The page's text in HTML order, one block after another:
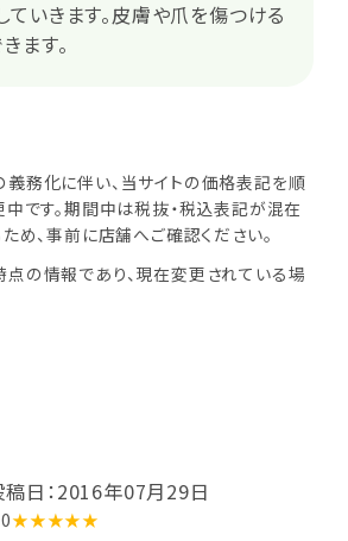
いきます。皮膚や爪を傷つける
ます。
務化に伴い、当サイトの価格表記を順
です。期間中は税抜・税込表記が混在
め、事前に店舗へご確認ください。
の情報であり、現在変更されている場
稿日：2016年07月29日
★★★★★